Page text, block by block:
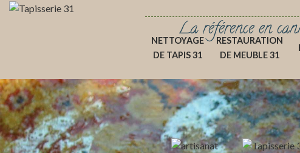
La référence en
NETTOYAGE
DE TAPIS 31
RESTAURATION
DE MEUBLE 31